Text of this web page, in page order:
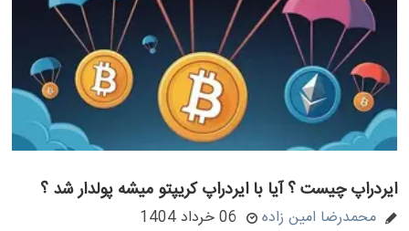
ایردراپ چیست ؟ آیا با ایردراپ کریپتو میشه پولدار شد ؟
محمدرضا امین زاده 06 خرداد 1404